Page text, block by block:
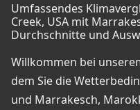
Umfassendes
Creek, USA mit
Durchschnitte und
Willkommen bei
dem Sie die
und Marrakesch,